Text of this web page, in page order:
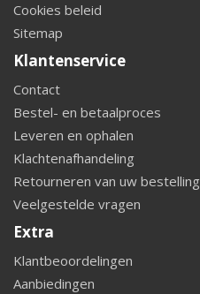
Cookies beleid
Sitemap
Klantenservice
Contact
Bestel- en betaalproces
Leveren en ophalen
Klachtenafhandeling
Retourneren van uw bestelling
Veelgestelde vragen
Extra
Klantbeoordelingen
Aanbiedingen